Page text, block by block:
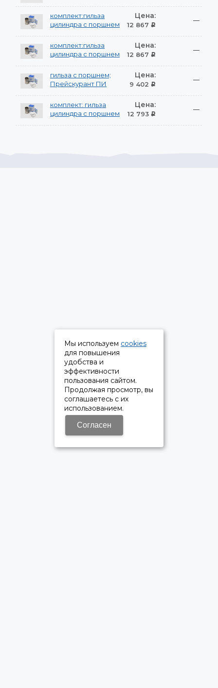
комплект:гильза
цилиндра с поршнем
Цена:
12 867 Р
—
комплект:гильза
цилиндра с поршнем
Цена:
12 867 Р
—
гильза с поршнем;
Прейскурант ПИ
Цена:
9 402 Р
—
комплект: гильза
цилиндра с поршнем
Цена:
12 793 Р
—
Мы используем cookies
для повышения
удобства и
эффективности
пользования сайтом.
Продолжая просмотр, вы
соглашаетесь с их
использованием.
Согласен